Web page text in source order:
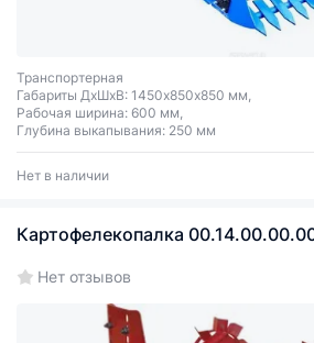
Транспортерная
Габариты ДхШхВ: 1450х850х850 мм,
Рабочая ширина: 600 мм,
Глубина выкапывания: 250 мм
Нет в наличии
Картофелекопалка
Нет отзывов